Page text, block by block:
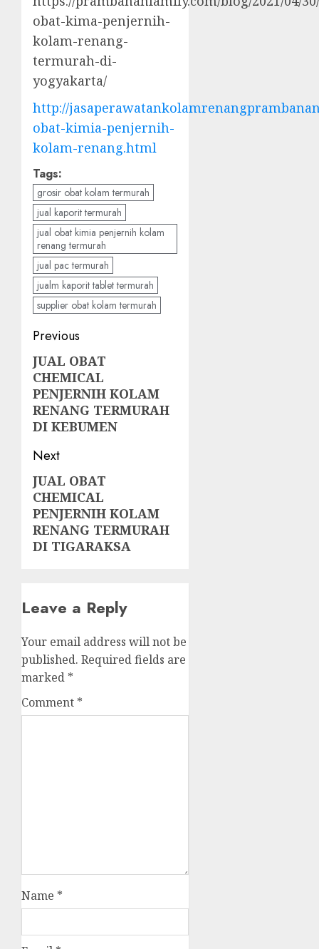
obat-kima-penjernih-
kolam-renang-
termurah-di-
yogyakarta/
http://
obat-kimia-penjernih-
kolam-renang.html
Tags:
grosir obat kolam termurah
jual kaporit termurah
jual obat kimia penjernih kolam
renang termurah
jual pac termurah
jualm kaporit tablet termurah
supplier obat kolam termurah
Post
navigation
Previous
Previous
post:
JUAL OBAT
CHEMICAL
PENJERNIH KOLAM
RENANG TERMURAH
DI KEBUMEN
Next
Next
post:
JUAL OBAT
CHEMICAL
PENJERNIH KOLAM
RENANG TERMURAH
DI TIGARAKSA
Leave a Reply
Your email address will not be
published. Required fields are
marked *
Comment *
Name *